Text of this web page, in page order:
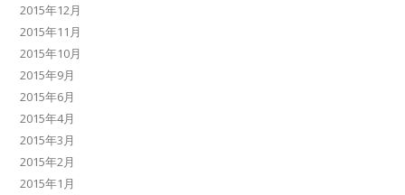
2015年12月
2015年11月
2015年10月
2015年9月
2015年6月
2015年4月
2015年3月
2015年2月
2015年1月